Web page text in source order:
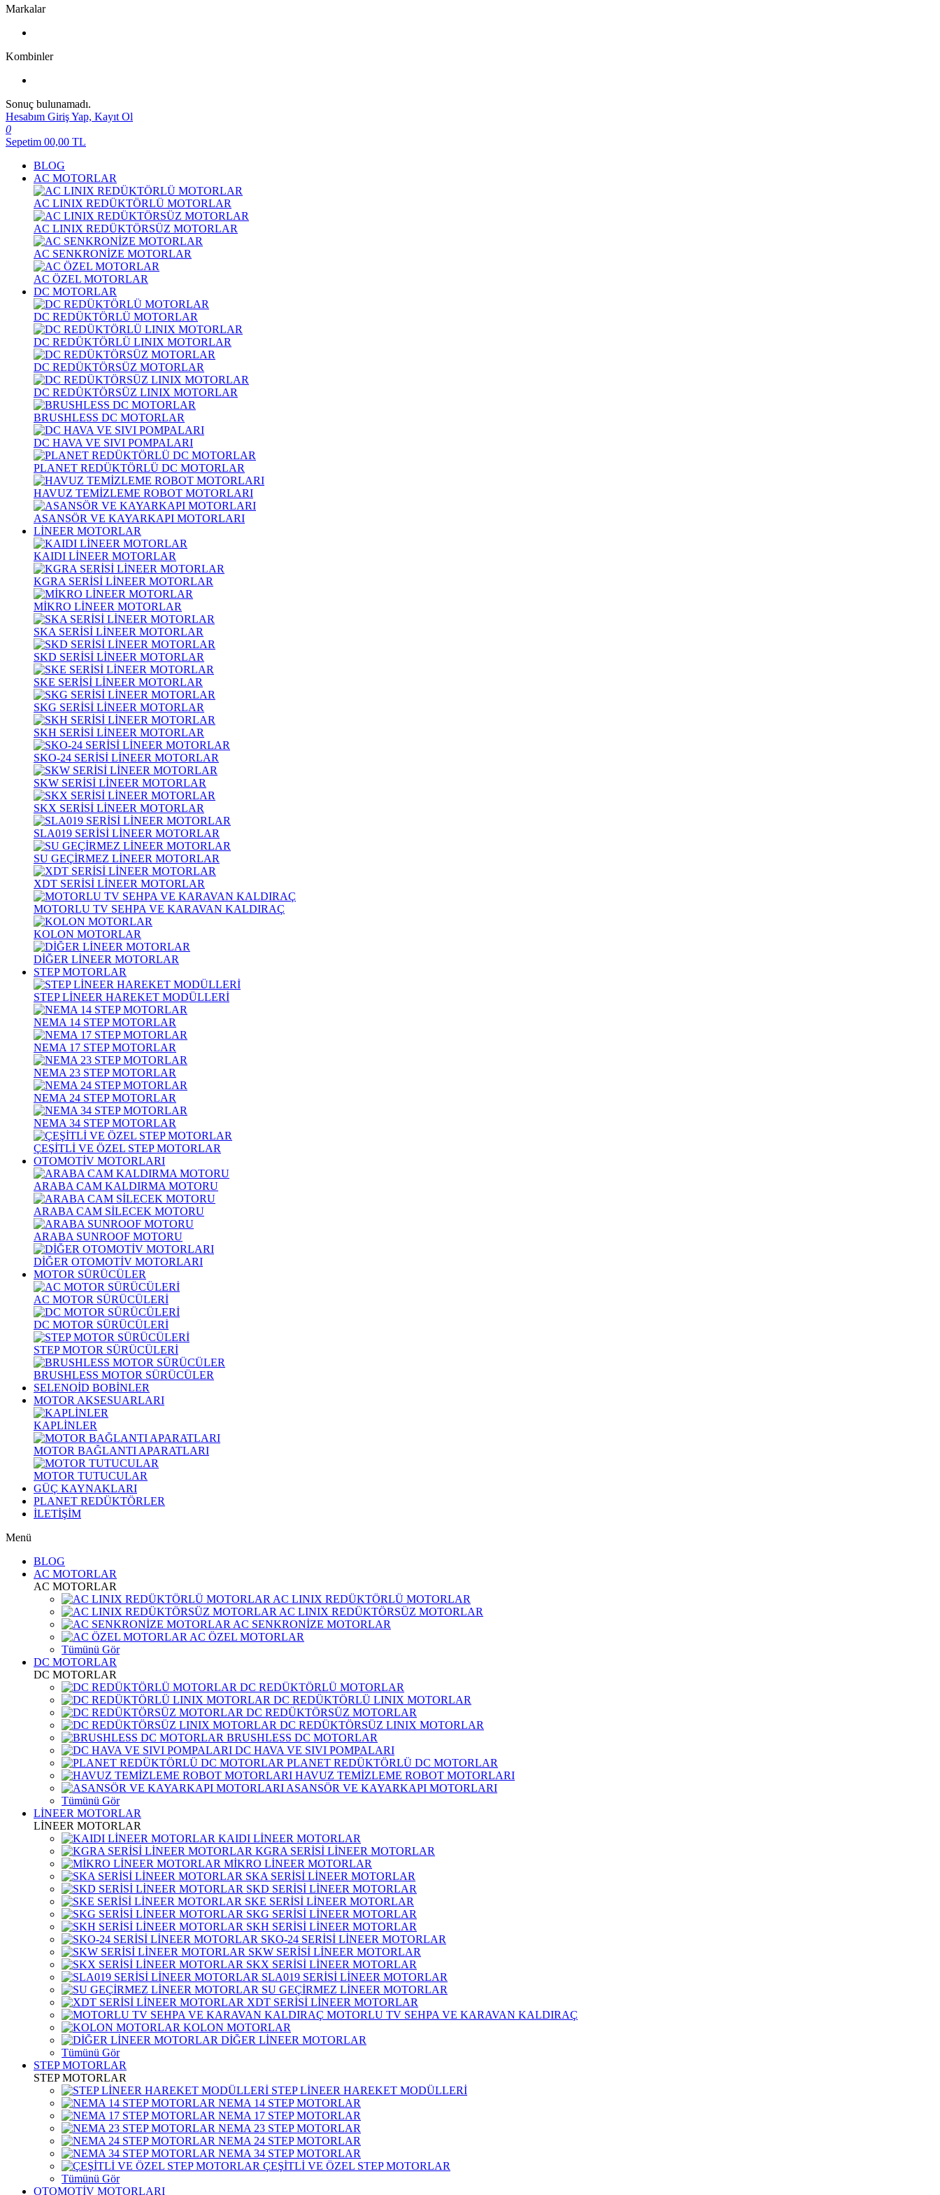
Markalar
Kombinler
Sonuç bulunamadı.
Hesabım Giriş Yap, Kayıt Ol
0
Sepetim 00,00 TL
BLOG
AC MOTORLAR
AC LINIX REDÜKTÖRLÜ MOTORLAR
AC LINIX REDÜKTÖRSÜZ MOTORLAR
AC SENKRONİZE MOTORLAR
AC ÖZEL MOTORLAR
DC MOTORLAR
DC REDÜKTÖRLÜ MOTORLAR
DC REDÜKTÖRLÜ LINIX MOTORLAR
DC REDÜKTÖRSÜZ MOTORLAR
DC REDÜKTÖRSÜZ LINIX MOTORLAR
BRUSHLESS DC MOTORLAR
DC HAVA VE SIVI POMPALARI
PLANET REDÜKTÖRLÜ DC MOTORLAR
HAVUZ TEMİZLEME ROBOT MOTORLARI
ASANSÖR VE KAYARKAPI MOTORLARI
LİNEER MOTORLAR
KAIDI LİNEER MOTORLAR
KGRA SERİSİ LİNEER MOTORLAR
MİKRO LİNEER MOTORLAR
SKA SERİSİ LİNEER MOTORLAR
SKD SERİSİ LİNEER MOTORLAR
SKE SERİSİ LİNEER MOTORLAR
SKG SERİSİ LİNEER MOTORLAR
SKH SERİSİ LİNEER MOTORLAR
SKO-24 SERİSİ LİNEER MOTORLAR
SKW SERİSİ LİNEER MOTORLAR
SKX SERİSİ LİNEER MOTORLAR
SLA019 SERİSİ LİNEER MOTORLAR
SU GEÇİRMEZ LİNEER MOTORLAR
XDT SERİSİ LİNEER MOTORLAR
MOTORLU TV SEHPA VE KARAVAN KALDIRAÇ
KOLON MOTORLAR
DİĞER LİNEER MOTORLAR
STEP MOTORLAR
STEP LİNEER HAREKET MODÜLLERİ
NEMA 14 STEP MOTORLAR
NEMA 17 STEP MOTORLAR
NEMA 23 STEP MOTORLAR
NEMA 24 STEP MOTORLAR
NEMA 34 STEP MOTORLAR
ÇEŞİTLİ VE ÖZEL STEP MOTORLAR
OTOMOTİV MOTORLARI
ARABA CAM KALDIRMA MOTORU
ARABA CAM SİLECEK MOTORU
ARABA SUNROOF MOTORU
DİĞER OTOMOTİV MOTORLARI
MOTOR SÜRÜCÜLER
AC MOTOR SÜRÜCÜLERİ
DC MOTOR SÜRÜCÜLERİ
STEP MOTOR SÜRÜCÜLERİ
BRUSHLESS MOTOR SÜRÜCÜLER
SELENOİD BOBİNLER
MOTOR AKSESUARLARI
KAPLİNLER
MOTOR BAĞLANTI APARATLARI
MOTOR TUTUCULAR
GÜÇ KAYNAKLARI
PLANET REDÜKTÖRLER
İLETİŞİM
Menü
BLOG
AC MOTORLAR
AC MOTORLAR
AC LINIX REDÜKTÖRLÜ MOTORLAR
AC LINIX REDÜKTÖRSÜZ MOTORLAR
AC SENKRONİZE MOTORLAR
AC ÖZEL MOTORLAR
Tümünü Gör
DC MOTORLAR
DC MOTORLAR
DC REDÜKTÖRLÜ MOTORLAR
DC REDÜKTÖRLÜ LINIX MOTORLAR
DC REDÜKTÖRSÜZ MOTORLAR
DC REDÜKTÖRSÜZ LINIX MOTORLAR
BRUSHLESS DC MOTORLAR
DC HAVA VE SIVI POMPALARI
PLANET REDÜKTÖRLÜ DC MOTORLAR
HAVUZ TEMİZLEME ROBOT MOTORLARI
ASANSÖR VE KAYARKAPI MOTORLARI
Tümünü Gör
LİNEER MOTORLAR
LİNEER MOTORLAR
KAIDI LİNEER MOTORLAR
KGRA SERİSİ LİNEER MOTORLAR
MİKRO LİNEER MOTORLAR
SKA SERİSİ LİNEER MOTORLAR
SKD SERİSİ LİNEER MOTORLAR
SKE SERİSİ LİNEER MOTORLAR
SKG SERİSİ LİNEER MOTORLAR
SKH SERİSİ LİNEER MOTORLAR
SKO-24 SERİSİ LİNEER MOTORLAR
SKW SERİSİ LİNEER MOTORLAR
SKX SERİSİ LİNEER MOTORLAR
SLA019 SERİSİ LİNEER MOTORLAR
SU GEÇİRMEZ LİNEER MOTORLAR
XDT SERİSİ LİNEER MOTORLAR
MOTORLU TV SEHPA VE KARAVAN KALDIRAÇ
KOLON MOTORLAR
DİĞER LİNEER MOTORLAR
Tümünü Gör
STEP MOTORLAR
STEP MOTORLAR
STEP LİNEER HAREKET MODÜLLERİ
NEMA 14 STEP MOTORLAR
NEMA 17 STEP MOTORLAR
NEMA 23 STEP MOTORLAR
NEMA 24 STEP MOTORLAR
NEMA 34 STEP MOTORLAR
ÇEŞİTLİ VE ÖZEL STEP MOTORLAR
Tümünü Gör
OTOMOTİV MOTORLARI